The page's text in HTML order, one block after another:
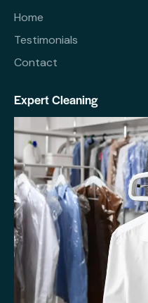
Home
Testimonials
Contact
Expert Cleaning